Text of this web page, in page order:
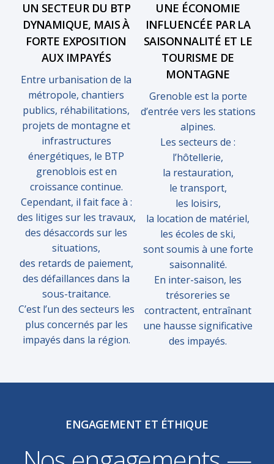
UN SECTEUR DU BTP
DYNAMIQUE, MAIS À
FORTE EXPOSITION
AUX IMPAYÉS
Entre urbanisation de la
métropole, chantiers
publics, réhabilitations,
projets de montagne et
infrastructures
énergétiques, le BTP
grenoblois est en
croissance continue.
Cependant, il fait face à :
des litiges sur les travaux,
des désaccords sur les
situations,
des retards de paiement,
des défaillances dans la
sous-traitance.
C’est l’un des secteurs les
plus concernés par les
impayés dans la région.
UNE ÉCONOMIE
INFLUENCÉE PAR LA
SAISONNALITÉ ET LE
TOURISME DE
MONTAGNE
Grenoble est la porte
d’entrée vers les stations
alpines.
Les secteurs de :
l’hôtellerie,
la restauration,
le transport,
les loisirs,
la location de matériel,
les écoles de ski,
sont soumis à une forte
saisonnalité.
En inter-saison, les
trésoreries se
contractent, entraînant
une hausse significative
des impayés.
ENGAGEMENT ET ÉTHIQUE